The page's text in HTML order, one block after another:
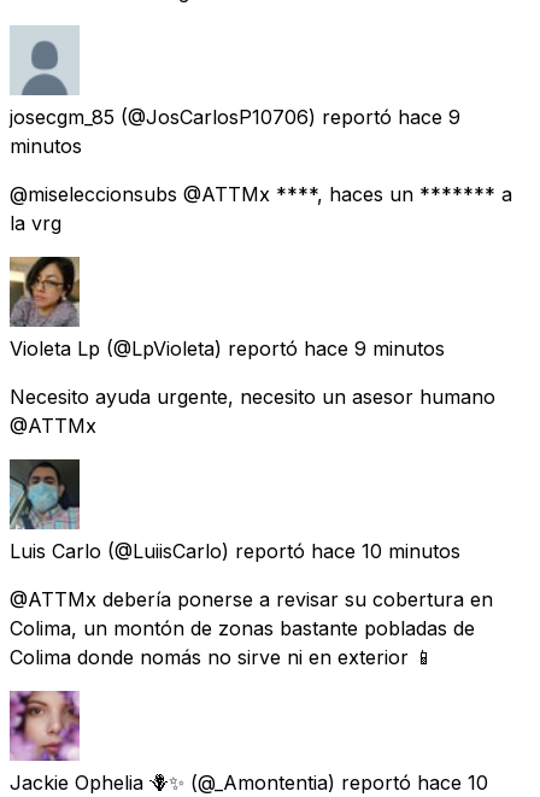
josecgm_85 (@JosCarlosP10706) reportó hace 9
minutos
@miseleccionsubs @ATTMx ****, haces un ******* a
la vrg
Violeta Lp (@LpVioleta) reportó hace 9 minutos
Necesito ayuda urgente, necesito un asesor humano
@ATTMx
Luis Carlo (@LuiisCarlo) reportó hace 10 minutos
@ATTMx debería ponerse a revisar su cobertura en
Colima, un montón de zonas bastante pobladas de
Colima donde nomás no sirve ni en exterior 📱
Jackie Ophelia 🪻✨ (@_Amontentia) reportó hace 10